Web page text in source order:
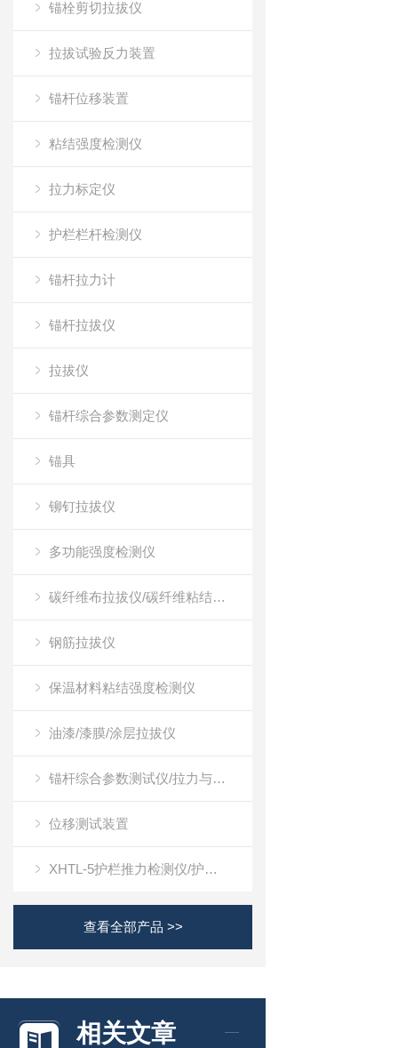
锚栓剪切拉拔仪
拉拔试验反力装置
锚杆位移装置
粘结强度检测仪
拉力标定仪
护栏栏杆检测仪
锚杆拉力计
锚杆拉拔仪
拉拔仪
锚杆综合参数测定仪
锚具
铆钉拉拔仪
多功能强度检测仪
碳纤维布拉拔仪/碳纤维粘结强度检测仪
钢筋拉拔仪
保温材料粘结强度检测仪
油漆/漆膜/涂层拉拔仪
锚杆综合参数测试仪/拉力与位移测试装置
位移测试装置
XHTL-5护栏推力检测仪/护栏推力测试仪
查看全部产品 >>
相关文章